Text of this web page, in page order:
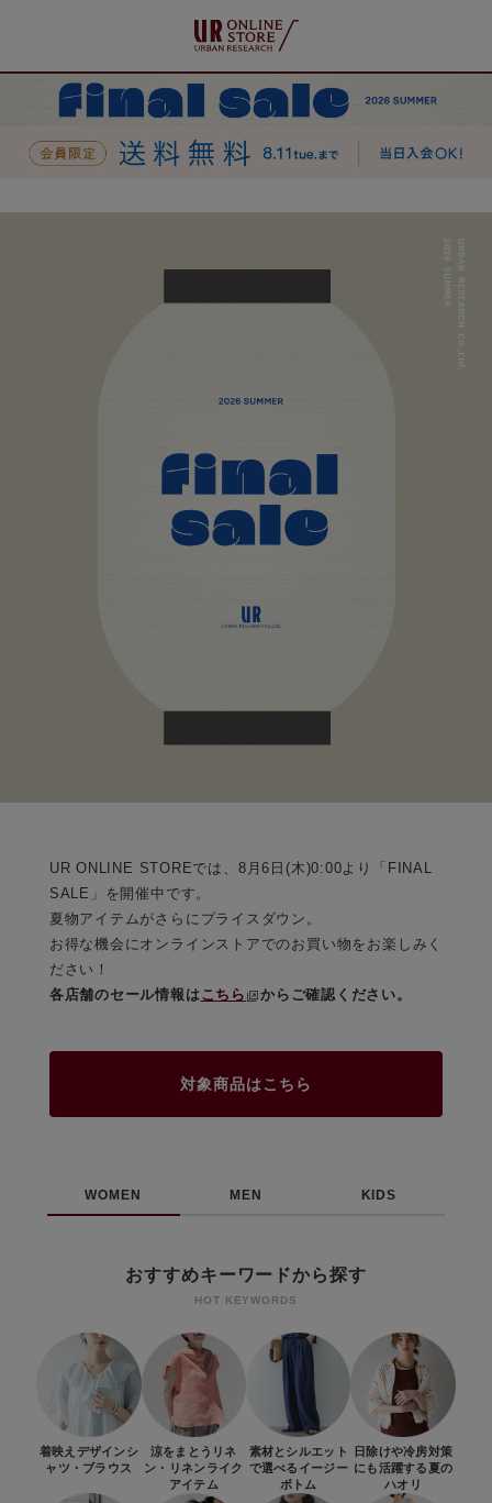
UR ONLINE STOREでは、8月6日(木)0:00より「FINAL
SALE」を開催中です。
夏物アイテムがさらにプライスダウン。
お得な機会にオンラインストアでのお買い物をお楽しみく
ださい！
各店舗のセール情報は こちら からご確認ください。
対象商品はこちら
WOMEN MEN KIDS
おすすめキーワードから探す
HOT KEYWORDS
着映えデザインシ
ャツ・ブラウス
涼をまとう リネ
ン・リネンライク
アイテム
素材とシルエット
で選べる イージー
ボトム
日除けや冷房対策
にも活躍する 夏の
ハオリ